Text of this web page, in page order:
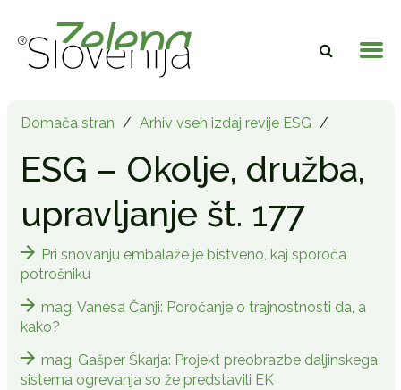
Domača stran / Arhiv vseh izdaj revije ESG /
ESG – Okolje, družba,
upravljanje št. 177
Pri snovanju embalaže je bistveno, kaj sporoča
potrošniku
mag. Vanesa Čanji: Poročanje o trajnostnosti da, a
kako?
mag. Gašper Škarja: Projekt preobrazbe daljinskega
sistema ogrevanja so že predstavili EK